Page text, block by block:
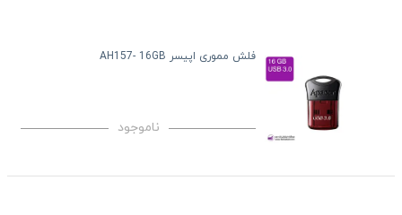
فلش مموری اپیسر AH157- 16GB
ناموجود